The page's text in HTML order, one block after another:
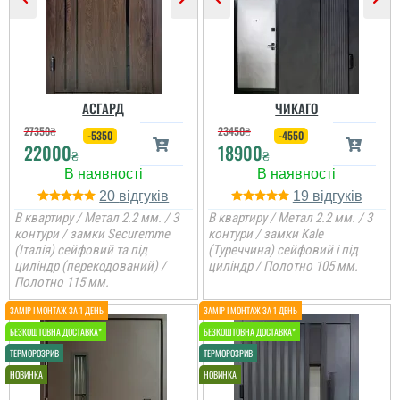
Оля
Велике дякую
менеджеру Віталію за
пораду у виборі дверей,
порадив доплатити
більше і взяти
достойний варіант для
квартири. ...
АСГАРД
27350₴
22000₴
-5350
20
В квартиру / Метал 2.2 мм. / 3
контури / замки Securemme
(Італія) сейфовий та під
циліндр (перекодований) /
Полотно 115 мм.
ЧИКАГО
23450₴
18900₴
-4550
19
В квартиру / Метал 2.2 мм. / 3
контури / замки Kale
(Туреччина) сейфовий і під
циліндр / Полотно 105 мм.